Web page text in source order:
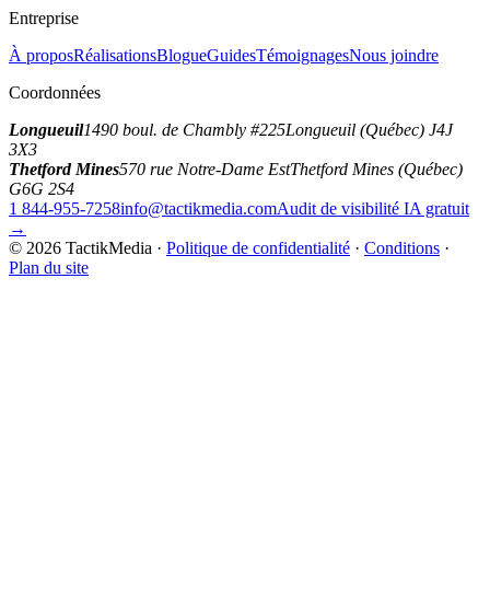
Entreprise
À proposRéalisationsBlogueGuidesTémoignagesNous joindre
Coordonnées
Longueuil1490 boul. de Chambly #225Longueuil (Québec) J4J
3X3
Thetford Mines570 rue Notre-Dame EstThetford Mines (Québec)
G6G 2S4
1 844-955-7258info@tactikmedia.comAudit de visibilité IA gratuit
→
© 2026 TactikMedia · Politique de confidentialité · Conditions ·
Plan du site